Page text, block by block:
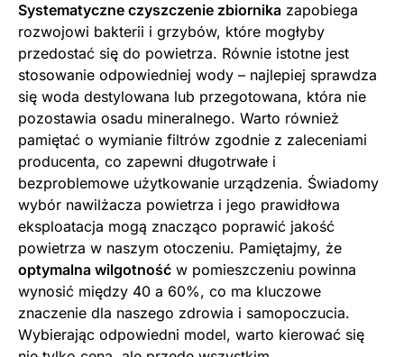
Systematyczne czyszczenie zbiornika zapobiega
rozwojowi bakterii i grzybów, które mogłyby
przedostać się do powietrza. Równie istotne jest
stosowanie odpowiedniej wody – najlepiej sprawdza
się woda destylowana lub przegotowana, która nie
pozostawia osadu mineralnego. Warto również
pamiętać o wymianie filtrów zgodnie z zaleceniami
producenta, co zapewni długotrwałe i
bezproblemowe użytkowanie urządzenia. Świadomy
wybór nawilżacza powietrza i jego prawidłowa
eksploatacja mogą znacząco poprawić jakość
powietrza w naszym otoczeniu. Pamiętajmy, że
optymalna wilgotność w pomieszczeniu powinna
wynosić między 40 a 60%, co ma kluczowe
znaczenie dla naszego zdrowia i samopoczucia.
Wybierając odpowiedni model, warto kierować się